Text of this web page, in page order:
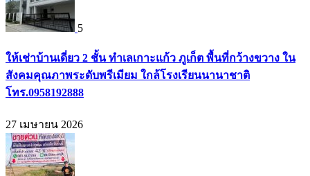
5
ให้เช่าบ้านเดี่ยว 2 ชั้น ทำเลเกาะแก้ว ภูเก็ต พื้นที่กว้างขวาง ใน
สังคมคุณภาพระดับพรีเมียม ใกล้โรงเรียนนานาชาติ
โทร.0958192888
27 เมษายน 2026